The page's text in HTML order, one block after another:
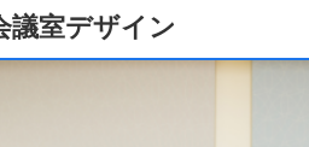
議室デザイン